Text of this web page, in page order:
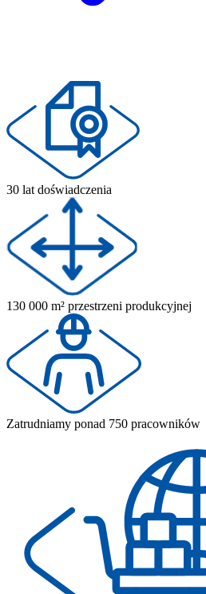
30 lat doświadczenia
130 000 m² przestrzeni produkcyjnej
Zatrudniamy ponad 750 pracowników